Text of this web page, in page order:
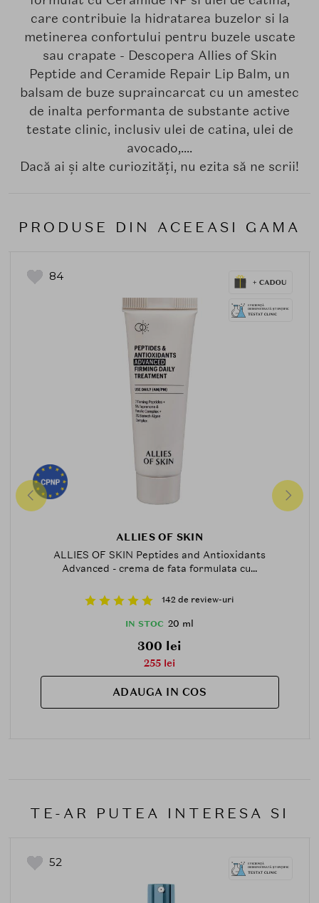
care contribuie la hidratarea buzelor si la
metinerea confortului pentru buzele uscate
sau crapate - Descopera Allies of Skin
Peptide and Ceramide Repair Lip Balm, un
balsam de buze supraincarcat cu un amestec
de inalta performanta de substante active
testate clinic, inclusiv ulei de catina, ulei de
avocado,....
Dacă ai și alte curiozități, nu ezita să ne scrii!
PRODUSE DIN ACEEASI GAMA
84
ALLIES OF SKIN
ALLIES OF SKIN Peptides and Antioxidants
Advanced - crema de fata formulata cu...
142 de review-uri
IN STOC 20 ml
300 lei
255 lei
ADAUGA IN COS
TE-AR PUTEA INTERESA SI
52